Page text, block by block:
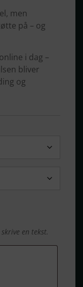
men
på – og
i dag –
bliver
og
en tekst.